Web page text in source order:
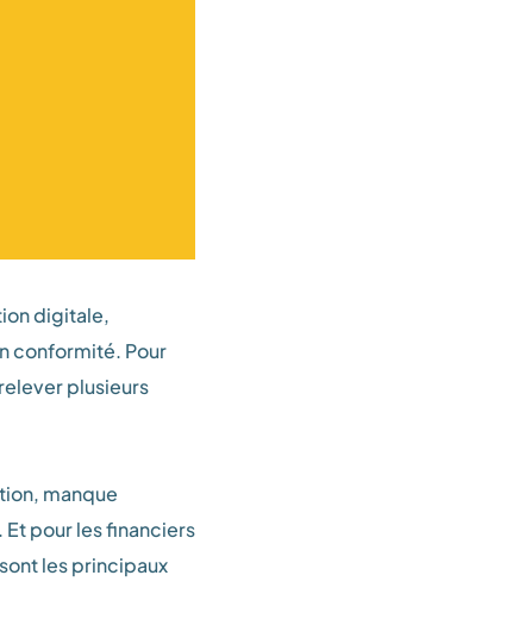
digitale,
conformité. Pour
plusieurs
manque
pour les financiers
les principaux